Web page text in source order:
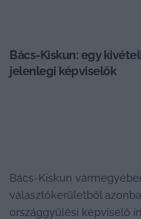
Bács-Kiskun: egy
jelenlegi képviselők
Bács-Kiskun
választókerületből
országgyűlési képviselő